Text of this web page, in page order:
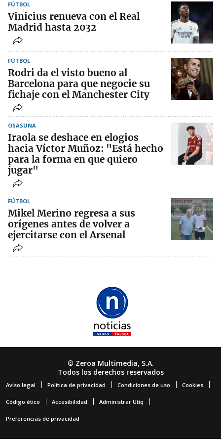
FÚTBOL
Vinicius renueva con el Real
Madrid hasta 2032
FÚTBOL
Rodri da el visto bueno al
Barcelona para que negocie su
fichaje con el Manchester City
OSASUNA
Iraola se deshace en elogios
hacia Víctor Muñoz: "Está hecho
para la forma en que quiero
jugar"
FÚTBOL
Mikel Merino regresa a sus
orígenes antes de volver a
ejercitarse con el Arsenal
© Zeroa Multimedia, S.A.
Todos los derechos reservados
Aviso legal Política de privacidad Condiciones de uso Cookies
Código ético Accesibilidad Administrar Utiq
Preferencias de privacidad